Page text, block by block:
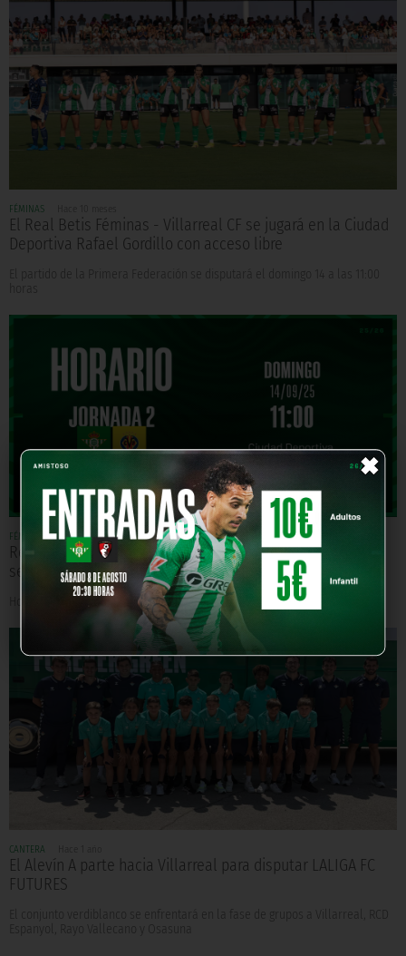
×
FÉMINAS
El Real Betis Féminas - Villarreal CF se jugará en la Ciudad
Deportiva Rafael Gordillo con acceso libre
El partido de la Primera Federación se disputará el domingo 14 a las 11:00
FÉMINAS Hace 10 meses
Real Betis Féminas - Villarreal CF, domingo 14 de
septiembre a las 11:00 horas
Horario correspondiente a la jornada 2 de Primera Federación
CANTERA
El Alevín A parte hacia Villarreal para disputar LALIGA FC
FUTURES
El conjunto verdiblanco se enfrentará en la fase de grupos a Villarreal, RCD
Espanyol, Rayo Vallecano y Osasuna